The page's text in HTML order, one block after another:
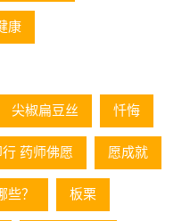
康
尖椒扁豆丝 忏悔
行 药师佛愿 愿成就
？ 板栗